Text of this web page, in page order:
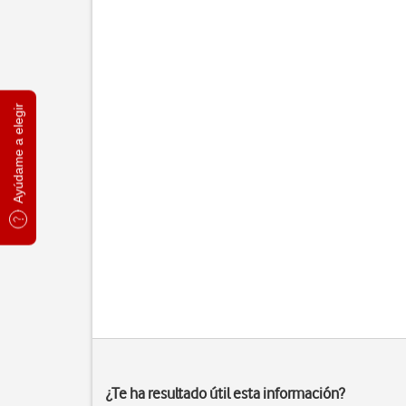
Ayúdame a elegir
¿Te ha resultado útil esta información?